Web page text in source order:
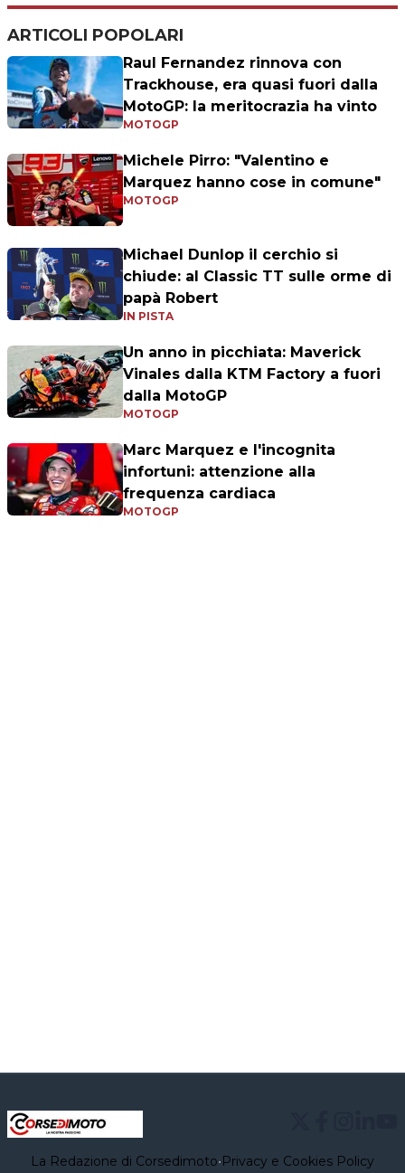
ARTICOLI POPOLARI
Raul Fernandez rinnova con
Trackhouse, era quasi fuori dalla
MotoGP: la meritocrazia ha vinto
MOTOGP
Michele Pirro: "Valentino e
Marquez hanno cose in comune"
MOTOGP
Michael Dunlop il cerchio si
chiude: al Classic TT sulle orme di
papà Robert
IN PISTA
Un anno in picchiata: Maverick
Vinales dalla KTM Factory a fuori
dalla MotoGP
MOTOGP
Marc Marquez e l'incognita
infortuni: attenzione alla
frequenza cardiaca
MOTOGP
La Redazione di Corsedimoto•Privacy e Cookies Policy